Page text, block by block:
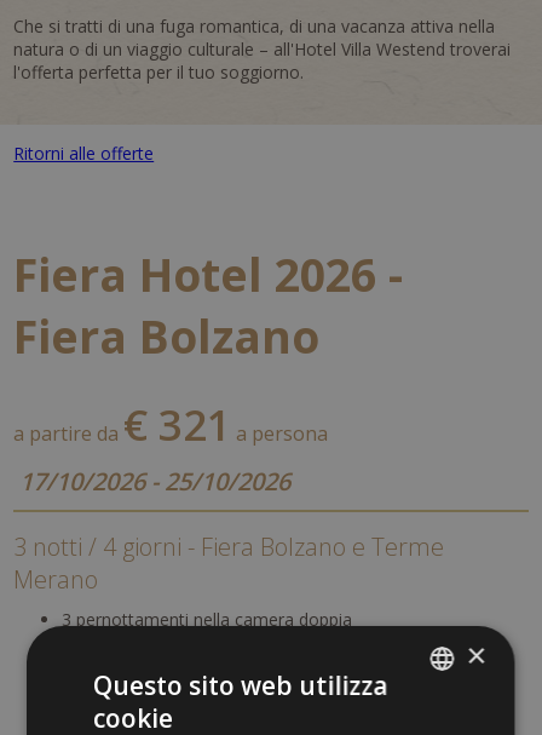
Che si tratti di una fuga romantica, di una vacanza attiva nella
natura o di un viaggio culturale – all'Hotel Villa Westend troverai
l'offerta perfetta per il tuo soggiorno.
Ritorni alle offerte
Fiera Hotel 2026 -
Fiera Bolzano
a partire da € 321 a persona
17/10/2026 - 25/10/2026
3 notti / 4 giorni - Fiera Bolzano e Terme
Merano
3 pernottamenti nella camera doppia
Prima colazione a buffet nella nostra romantica sala „Art
L'ingresso alla fiera non è incluso nel pacchetto
Alto Adige Guest Pass
×
Questo sito web utilizza
cookie